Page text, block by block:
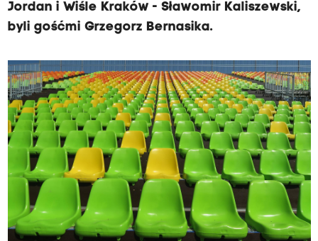
Jordan i Wiśle Kraków - Sławomir Kaliszewski,
byli gośćmi Grzegorz Bernasika.